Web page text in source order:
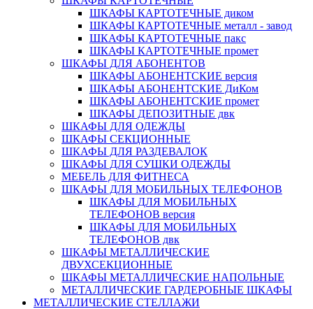
ШКАФЫ КАРТОТЕЧНЫЕ диком
ШКАФЫ КАРТОТЕЧНЫЕ металл - завод
ШКАФЫ КАРТОТЕЧНЫЕ пакс
ШКАФЫ КАРТОТЕЧНЫЕ промет
ШКАФЫ ДЛЯ АБОНЕНТОВ
ШКАФЫ АБОНЕНТСКИЕ версия
ШКАФЫ АБОНЕНТСКИЕ ДиКом
ШКАФЫ АБОНЕНТСКИЕ промет
ШКАФЫ ДЕПОЗИТНЫЕ двк
ШКАФЫ ДЛЯ ОДЕЖДЫ
ШКАФЫ СЕКЦИОННЫЕ
ШКАФЫ ДЛЯ РАЗДЕВАЛОК
ШКАФЫ ДЛЯ СУШКИ ОДЕЖДЫ
МЕБЕЛЬ ДЛЯ ФИТНЕСА
ШКАФЫ ДЛЯ МОБИЛЬНЫХ ТЕЛЕФОНОВ
ШКАФЫ ДЛЯ МОБИЛЬНЫХ
ТЕЛЕФОНОВ версия
ШКАФЫ ДЛЯ МОБИЛЬНЫХ
ТЕЛЕФОНОВ двк
ШКАФЫ МЕТАЛЛИЧЕСКИЕ
ДВУХСЕКЦИОННЫЕ
ШКАФЫ МЕТАЛЛИЧЕСКИЕ НАПОЛЬНЫЕ
МЕТАЛЛИЧЕСКИЕ ГАРДЕРОБНЫЕ ШКАФЫ
МЕТАЛЛИЧЕСКИЕ СТЕЛЛАЖИ